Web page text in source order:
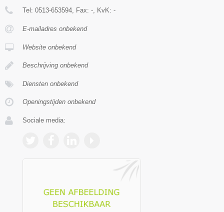
Tel: 0513-653594 , Fax: - , KvK: -
E-mailadres onbekend
Website onbekend
Beschrijving onbekend
Diensten onbekend
Openingstijden onbekend
Sociale media: